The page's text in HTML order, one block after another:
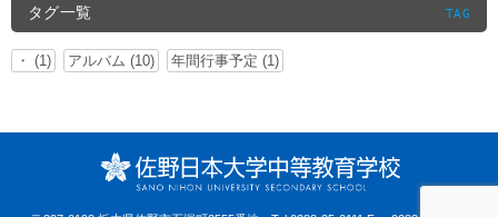
タグ一覧 TAG
・ (1) アルバム (10) 年間行事予定 (1)